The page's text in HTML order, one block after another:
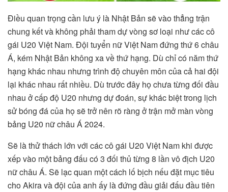
Điều quan trọng cần lưu ý là Nhật Bản sẽ vào thẳng trận
chung kết và không phải tham dự vòng sơ loại như các cô
gái U20 Việt Nam. Đội tuyển nữ Việt Nam đứng thứ 6 châu
Á, kém Nhật Bản không xa về thứ hạng. Dù chỉ có năm thứ
hạng khác nhau nhưng trình độ chuyên môn của cả hai đội
lại khác nhau rất nhiều. Dù trước đây họ chưa từng đối đầu
nhau ở cấp độ U20 nhưng dự đoán, sự khác biệt trong lịch
sử bóng đá của họ sẽ trở nên rõ ràng ở trận mở màn vòng
bảng U20 nữ châu Á 2024.
Sẽ là thử thách lớn với các cô gái U20 Việt Nam khi được
xếp vào một bảng đấu có 3 đối thủ từng 8 lần vô địch U20
nữ châu Á. Sẽ lạc quan một cách lố bịch nếu đặt mục tiêu
cho Akira và đội của anh ấy là đứng đầu giải đấu đầu tiên